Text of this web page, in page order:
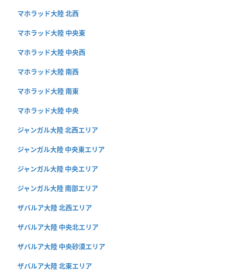
マホラッド大陸 北西
マホラッド大陸 中央東
マホラッド大陸 中央西
マホラッド大陸 南西
マホラッド大陸 南東
マホラッド大陸 中央
ジャンガル大陸 北西エリア
ジャンガル大陸 中央東エリア
ジャンガル大陸 中央エリア
ジャンガル大陸 南部エリア
ザバルア大陸 北西エリア
ザバルア大陸 中央北エリア
ザバルア大陸 中央砂漠エリア
ザバルア大陸 北東エリア